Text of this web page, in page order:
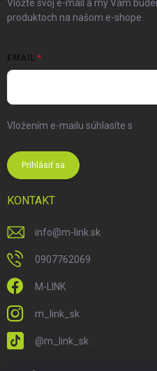
Vložte svoj e-mail a my Vám
produktoch na našom e-shope.
EMAIL
Vložením e-mailu súhlasíte s
Prihlásiť sa
KONTAKT
info@m-link.sk
0907762069
M-LINK
m_link_sk
@m_link_sk